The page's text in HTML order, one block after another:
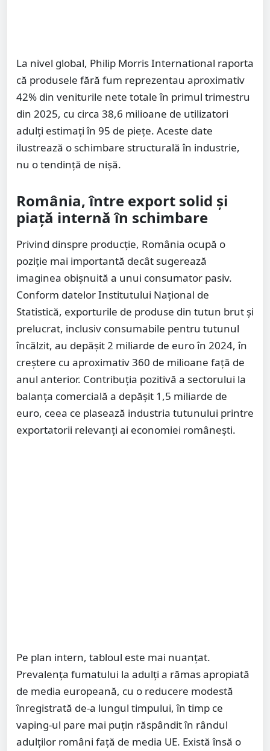
La nivel global, Philip Morris International raporta
că produsele fără fum reprezentau aproximativ
42% din veniturile nete totale în primul trimestru
din 2025, cu circa 38,6 milioane de utilizatori
adulți estimați în 95 de piețe. Aceste date
ilustrează o schimbare structurală în industrie,
nu o tendință de nișă.
România, între export solid și
piață internă în schimbare
Privind dinspre producție, România ocupă o
poziție mai importantă decât sugerează
imaginea obișnuită a unui consumator pasiv.
Conform datelor Institutului Național de
Statistică, exporturile de produse din tutun brut și
prelucrat, inclusiv consumabile pentru tutunul
încălzit, au depășit 2 miliarde de euro în 2024, în
creștere cu aproximativ 360 de milioane față de
anul anterior. Contribuția pozitivă a sectorului la
balanța comercială a depășit 1,5 miliarde de
euro, ceea ce plasează industria tutunului printre
exportatorii relevanți ai economiei românești.
Pe plan intern, tabloul este mai nuanțat.
Prevalența fumatului la adulți a rămas apropiată
de media europeană, cu o reducere modestă
înregistrată de-a lungul timpului, în timp ce
vaping-ul pare mai puțin răspândit în rândul
adulților români față de media UE. Există însă o